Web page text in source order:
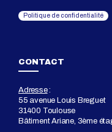
Politique de confidentialité
CONTACT
Adresse:
55 avenue Louis Breguet
31400 Toulouse
Bâtiment Ariane, 3ème